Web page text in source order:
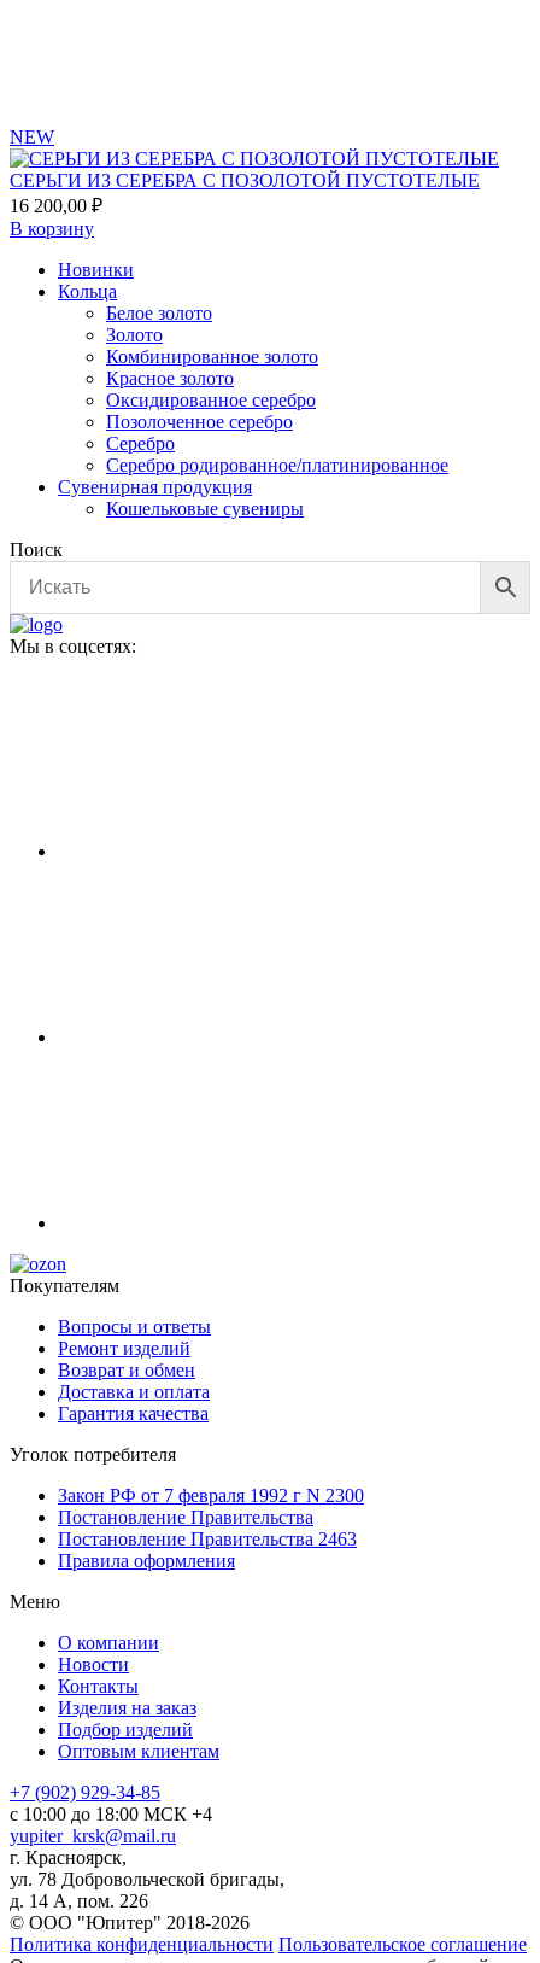
NEW
СЕРЬГИ ИЗ СЕРЕБРА С ПОЗОЛОТОЙ ПУСТОТЕЛЫЕ
16 200,00 ₽
В корзину
Новинки
Кольца
Белое золото
Золото
Комбинированное золото
Красное золото
Оксидированное серебро
Позолоченное серебро
Серебро
Серебро родированное/платинированное
Сувенирная продукция
Кошельковые сувениры
Поиск
Мы в соцсетях:
Покупателям
Вопросы и ответы
Ремонт изделий
Возврат и обмен
Доставка и оплата
Гарантия качества
Уголок потребителя
Закон РФ от 7 февраля 1992 г N 2300
Постановление Правительства
Постановление Правительства 2463
Правила оформления
Меню
О компании
Новости
Контакты
Изделия на заказ
Подбор изделий
Оптовым клиентам
+7 (902) 929-34-85
с 10:00 до 18:00 МСК +4
yupiter_krsk@mail.ru
г. Красноярск,
ул. 78 Добровольческой бригады,
д. 14 А, пом. 226
© ООО "Юпитер" 2018-2026
Политика конфиденциальности Пользовательское соглашение